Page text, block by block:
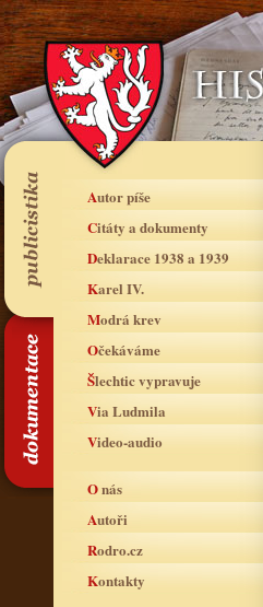
Autor píše
Citáty a dokumenty
Deklarace 1938 a 1939
Karel IV.
Modrá krev
Očekáváme
Šlechtic vypravuje
Via Ludmila
Video-audio
O nás
Autoři
Rodro.cz
Kontakty